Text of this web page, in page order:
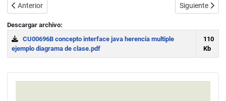
Artículo anterior: Clases y métodos abstractos en Java. Abstract
Anterior Artículo
Siguiente
Descargar archivo:
CU00696B concepto interface java herencia multiple
ejemplo diagrama de clase.pdf
110
Kb